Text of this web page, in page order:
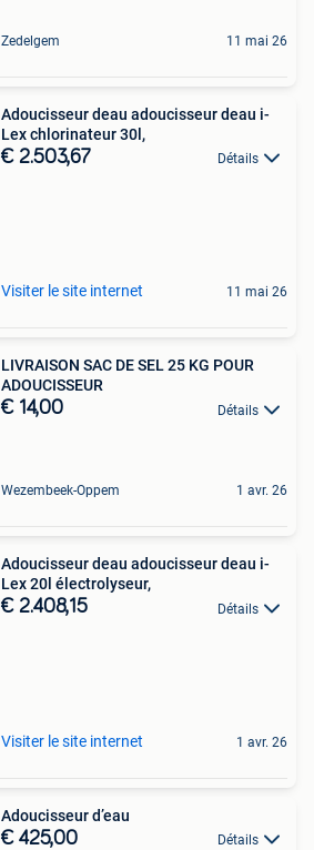
Zedelgem 11 mai 26
Adoucisseur deau adoucisseur deau i-
Lex chlorinateur 30l,
€ 2.503,67 Détails
Visiter le site internet 11 mai 26
LIVRAISON SAC DE SEL 25 KG POUR
ADOUCISSEUR
€ 14,00 Détails
Wezembeek-Oppem 1 avr. 26
Adoucisseur deau adoucisseur deau i-
Lex 20l électrolyseur,
€ 2.408,15 Détails
Visiter le site internet 1 avr. 26
Adoucisseur d’eau
€ 425,00 Détails